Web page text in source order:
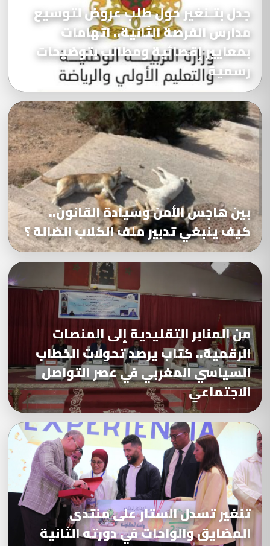
جدل بتـنغير حول طلب عروض لتوسيع
مدارس الفرصة الثانية.. اتهامات
بمعايير إقصائية ومطالب بتوضيحات
رسمية
بين هاجس الأمن وسيادة القانون..
كيف ينبغي تدبير ملف الكلاب الضالة ؟
من المنابر التقليدية إلى المنصات
الرقمية.. كتاب يرصد تحولات الخطاب
السياسي المغربي في عصر التواصل
الاجتماعي
تنغير تسدل الستار على منتدى
المضايق والواحات في دورته الثانية